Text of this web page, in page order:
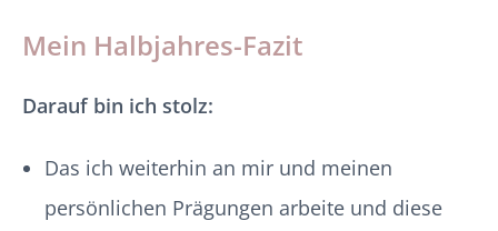
Mein Halbjahres-Fazit
Darauf bin ich stolz:
Das ich weiterhin an mir und meinen
persönlichen Prägungen arbeite und diese